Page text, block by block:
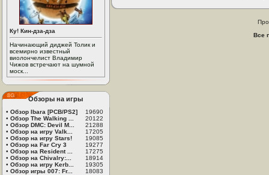
Ку! Кин-дза-дза
Начинающий диджей Толик и
всемирно известный
виолончелист Владимир
Чижов встречают на шумной
моск...
Обзоры на игры
• Обзор Ibara [PCB/PS2]
19690
• Обзор The Walking ...
20122
• Обзор DMC: Devil M...
21288
• Обзор на игру Valk...
17205
• Обзор на игру Stars!
19085
• Обзор на Far Cry 3
19277
• Обзор на Resident ...
17275
• Обзор на Chivalry:...
18914
• Обзор на игру Kerb...
19305
• Обзор игры 007: Fr... 18083
Все